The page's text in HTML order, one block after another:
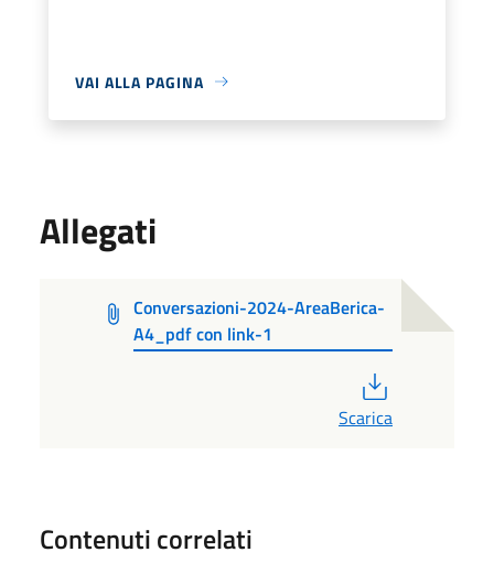
VAI ALLA PAGINA
Allegati
Conversazioni-2024-AreaBerica-
A4_pdf con link-1
Scarica
Contenuti correlati